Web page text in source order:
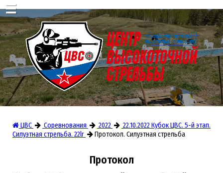
☰
ЦВС Соревнования 2022
22.10.2022 Кубок ЦВС. 5-й этап.
Силуэтная стрельба. 22lr
Протокол. Силуэтная стрельба
Протокол